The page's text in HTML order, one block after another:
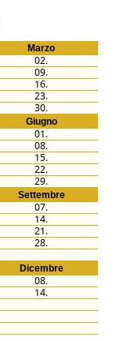
Marzo
02.
09.
16.
23.
30.
Giugno
01.
08.
15.
22.
29.
Settembre
07.
14.
21.
28.
Dicembre
08.
14.